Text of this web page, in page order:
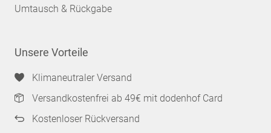
Umtausch & Rückgabe
Unsere Vorteile
Klimaneutraler Versand
Versandkostenfrei ab 49€ mit dodenhof Card
Kostenloser Rückversand